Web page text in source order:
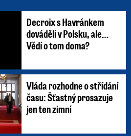
Decroix s Havránkem
dováděli v Polsku, ale…
Vědí o tom doma?
Vláda rozhodne o střídání
času: Šťastný prosazuje
jen ten zimní